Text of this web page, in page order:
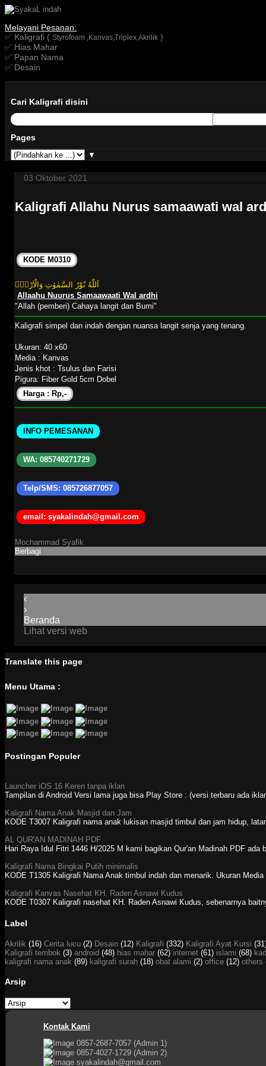
Melayani Pesanan:
✅ Kaligrafi ( Styrofoam ,Kanvas,Triplex,Akrilik )
✅ Hias Mahar
✅ Papan Nama
✅ Desain
Cari Kaligrafi disini
Pages
▼
03 Oktober 2021
Kaligrafi Allahu Nurus samaawati wal
KODE M0310
اَللّٰهُ نُوْرُ السَّمٰوٰتِ وَالْاَرْضِۗ
Allaahu Nuurus Samaawaati Wal ardhi
"Allah (pemberi) Cahaya langit dan Bumi"
Kaligrafi simpel dan indah dengan nuansa langit senja yang tenang.
Ukuran: 40 x60
Media : Kanvas
Jenis khot : Tsulus dan Farisi
Pigura: Fiber Gold 5cm Dobel
Harga : Rp,-
INFO PEMESANAN
WA: 085740271729
Telp/SMS: 085726877057
email: syakalindah@gmail.com
Mochammad Syafik
Berbagi
‹
›
Beranda
Lihat versi web
Translate this page
Menu Utama :
Postingan Populer
Launcher iOS 16 Keren tanpa iklan
Tampilan di Android Versi lama juga bisa Play Store : (versi terbaru ada
Kaligrafi Nama Anak Masjid dan Jam
KODE T3007 Kaligrafi nama anak lukisan masjid timbul dan jam hidup,
AL QUR'AN MADINAH PDF
Hari Raya Idul Fitri 1446 H/2025 M kami bagikan Qur'an Madinah PDF
Kaligrafi Nama Bingkai Putih minimalis
KODE T1305 Kaligrafi Nama Anak timbul indah dan menarik. Ukuran
Kaligrafi Kanvas Nasehat KH. Raden Asnawi Kudus
KODE T0307 Kaligrafi nasehat KH. Raden Asnawi Kudus, sebenarnya
Label
Akrilik (16) Cerita lucu (2) Desain (12) Kaligrafi (332) Kaligrafi Ayat Kursi
Kaligrafi tembok (3) android (48) hias mahar (62) internet (61) islami (68)
kaligrafi nama anak (89) kaligrafi surah (18) obat alami (2) office (12) others
Arsip
Kontak Kami
0857-2687-7057 (Admin 1)
0857-4027-1729 (Admin 2)
syakalindah@gmail.com